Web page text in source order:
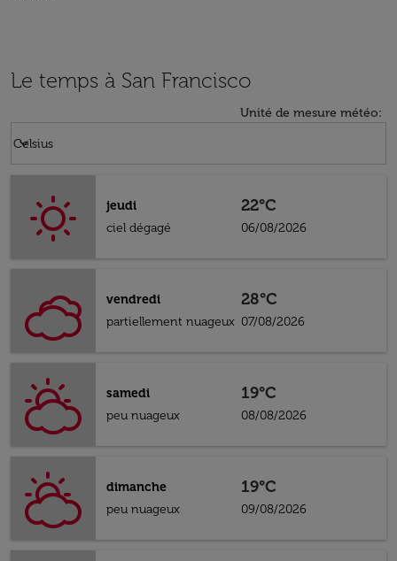
Le temps à San Francisco
Unité de mesure météo:
Celsius
keyboard_arrow_down
jeudi
ciel dégagé
22°C
06/08/2026
vendredi
partiellement nuageux
28°C
07/08/2026
samedi
peu nuageux
19°C
08/08/2026
dimanche
peu nuageux
19°C
09/08/2026